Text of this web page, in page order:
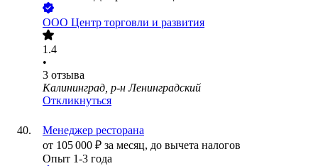
ООО Центр торговли и развития
1.4
•
3 отзыва
Калининград, р-н Ленинградский
Откликнуться
Менеджер ресторана
от 105 000 ₽ за месяц, до вычета налогов
Опыт 1-3 года